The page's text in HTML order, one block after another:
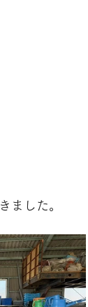
ました。